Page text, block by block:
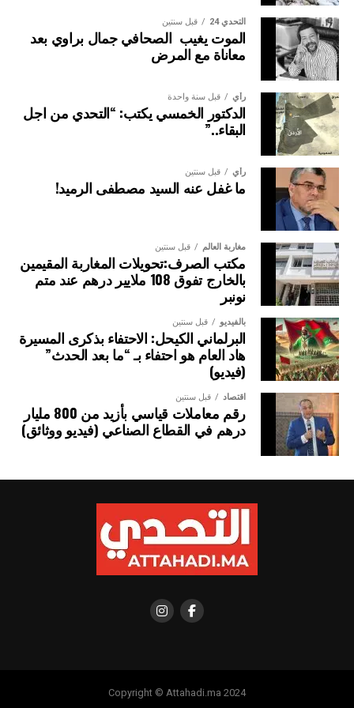
التحدي 24 قبل سنتين
الموت يغيب الصحافي جمال براوي بعد
معاناة مع المرض
رأي قبل سنة واحدة
الدكتور الخمسي يكتب: “التحدي من اجل
البقاء..”
رأي قبل سنتين
ما غفل عنه السيد مصطفى الرميد!
مغاربة العالم قبل سنتين
مكتب الصرف:تحويلات المغاربة المقيمين
بالخارج تفوق 108 ملايير درهم عند متم
نونبر
بالفيديو قبل سنتين
البرلماني الكيحل: الاحتفاء بذكرى المسيرة
هاد العام هو احتفاء بـ “ما بعد الحدث”
(فيديو)
اقتصاد قبل سنتين
رقم معاملات قياسي بأزيد من 800 مليار
درهم في القطاع الصناعي (فيديو ووثائق)
Copyright © Attahadi.ma 2024